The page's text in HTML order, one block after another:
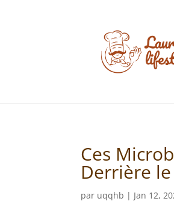
Ces
Derrière
par uqqhb | Jan 12,